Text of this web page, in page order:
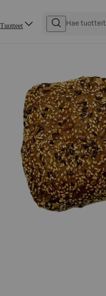
Tuotteet